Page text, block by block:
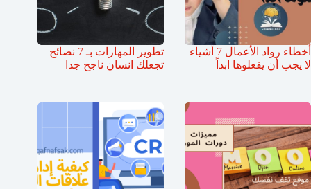
أخطاء رواد الأعمال 7 أشياء
لا يجب أن يفعلوها ابداً
تطوير المهارات بـ 7 نصائح
تجعلك انسان ناجح جدا